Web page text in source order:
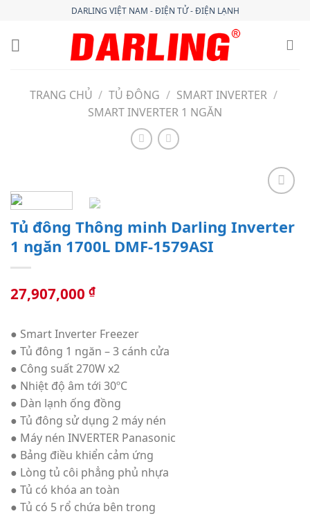
content
DARLING VIỆT NAM - ĐIỆN TỬ - ĐIỆN LẠNH
TRANG CHỦ / TỦ ĐÔNG / SMART INVERTER /
SMART INVERTER 1 NGĂN
vào
danh
Tủ đông Thông minh Darling Inverter
1 ngăn 1700L DMF-1579ASI
27,907,000 ₫
● Smart Inverter Freezer
● Tủ đông 1 ngăn – 3 cánh cửa
● Công suất 270W x2
● Nhiệt độ âm tới 30ºC
● Dàn lạnh ống đồng
● Tủ đông sử dụng 2 máy nén
● Máy nén INVERTER Panasonic
● Bảng điều khiển cảm ứng
● Lòng tủ côi phẳng phủ nhựa
● Tủ có khóa an toàn
● Tủ có 5 rổ chứa bên trong